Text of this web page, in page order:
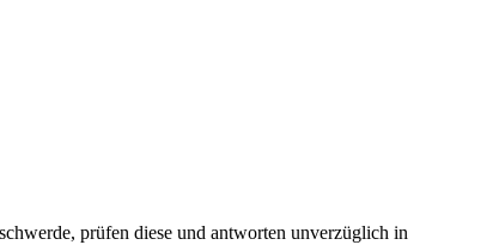
prüfen diese und antworten unverzüglich in